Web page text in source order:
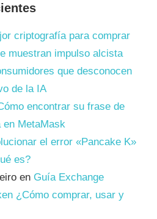
criptografía para comprar
muestran impulso alcista
que desconocen
de la IA
encontrar su frase de
en MetaMask
el error «Pancake K»
es?
en Guía Exchange
¿Cómo comprar, usar y